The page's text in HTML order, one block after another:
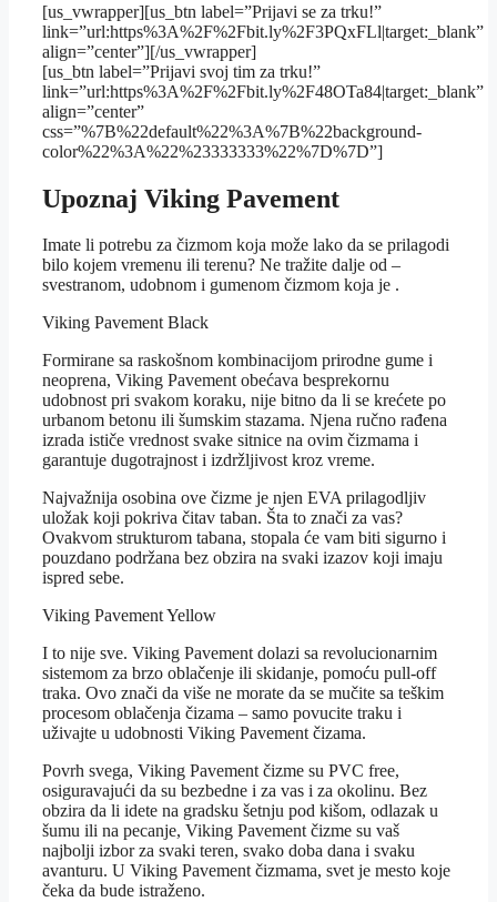
[us_vwrapper][us_btn label=”Prijavi se za trku!”
link=”url:https%3A%2F%2Fbit.ly%2F3PQxFLl|target:_blank”
align=”center”][/us_vwrapper]
[us_btn label=”Prijavi svoj tim za trku!”
link=”url:https%3A%2F%2Fbit.ly%2F48OTa84|target:_blank”
align=”center”
css=”%7B%22default%22%3A%7B%22background-
color%22%3A%22%23333333%22%7D%7D”]
Upoznaj Viking Pavement
Imate li potrebu za čizmom koja može lako da se prilagodi
bilo kojem vremenu ili terenu? Ne tražite dalje od –
svestranom, udobnom i gumenom čizmom koja je .
Viking Pavement Black
Formirane sa raskošnom kombinacijom prirodne gume i
neoprena, Viking Pavement obećava besprekornu
udobnost pri svakom koraku, nije bitno da li se krećete po
urbanom betonu ili šumskim stazama. Njena ručno rađena
izrada ističe vrednost svake sitnice na ovim čizmama i
garantuje dugotrajnost i izdržljivost kroz vreme.
Najvažnija osobina ove čizme je njen EVA prilagodljiv
uložak koji pokriva čitav taban. Šta to znači za vas?
Ovakvom strukturom tabana, stopala će vam biti sigurno i
pouzdano podržana bez obzira na svaki izazov koji imaju
ispred sebe.
Viking Pavement Yellow
I to nije sve. Viking Pavement dolazi sa revolucionarnim
sistemom za brzo oblačenje ili skidanje, pomoću pull-off
traka. Ovo znači da više ne morate da se mučite sa teškim
procesom oblačenja čizama – samo povucite traku i
uživajte u udobnosti Viking Pavement čizama.
Povrh svega, Viking Pavement čizme su PVC free,
osiguravajući da su bezbedne i za vas i za okolinu. Bez
obzira da li idete na gradsku šetnju pod kišom, odlazak u
šumu ili na pecanje, Viking Pavement čizme su vaš
najbolji izbor za svaki teren, svako doba dana i svaku
avanturu. U Viking Pavement čizmama, svet je mesto koje
čeka da bude istraženo.